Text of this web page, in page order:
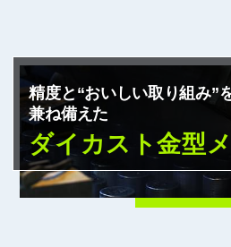
大同特殊鋼
旭
松岡鐵工所
魚岸精機工業
フジイ金型
大久保金型工業
精度と“おいしい取り組み”
兼ね備えた
ダイカスト金型